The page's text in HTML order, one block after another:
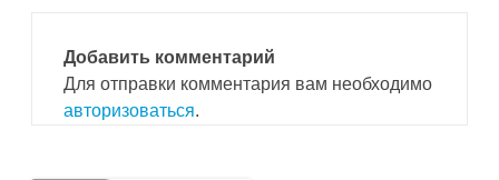
Добавить комментарий
Для отправки комментария вам необходимо
авторизоваться.